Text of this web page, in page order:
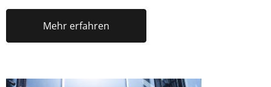
Mehr erfahren